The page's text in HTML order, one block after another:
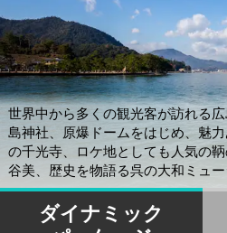
世界中から多くの観光客が訪れる
島神社、原爆ドームをはじめ、魅
の千光寺、ロケ地としても人気の
谷美、歴史を物語る呉の大和ミュ
ダイナミック